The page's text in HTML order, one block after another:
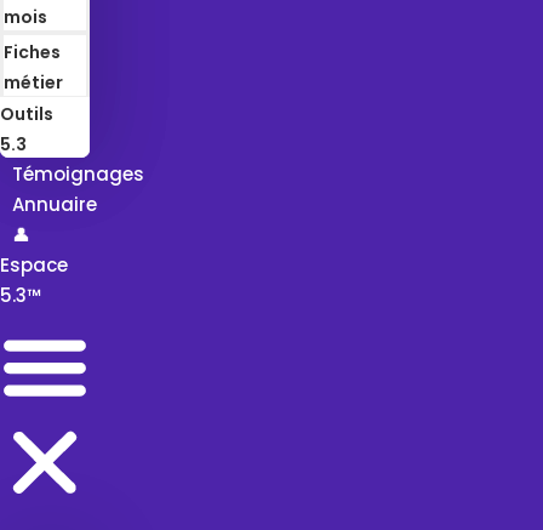
mois
Fiches
métier
Outils
5.3
Témoignages
Annuaire
👤
Espace
5.3™